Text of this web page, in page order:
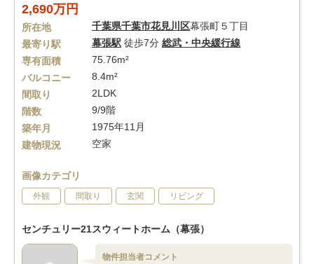
2,690万円
所在地 千葉県千葉市花見川区幕張町５丁目
最寄り駅
幕張駅 徒歩7分 総武・中央緩行線
専有面積
75.76m²
バルコニー
8.4m²
間取り
2LDK
階数
9/9階
築年月
1975年11月
建物現況
空家
画像カテゴリ
外観 間取り 玄関 リビング
センチュリー21スウィートホーム（幕張）
物件担当者コメント